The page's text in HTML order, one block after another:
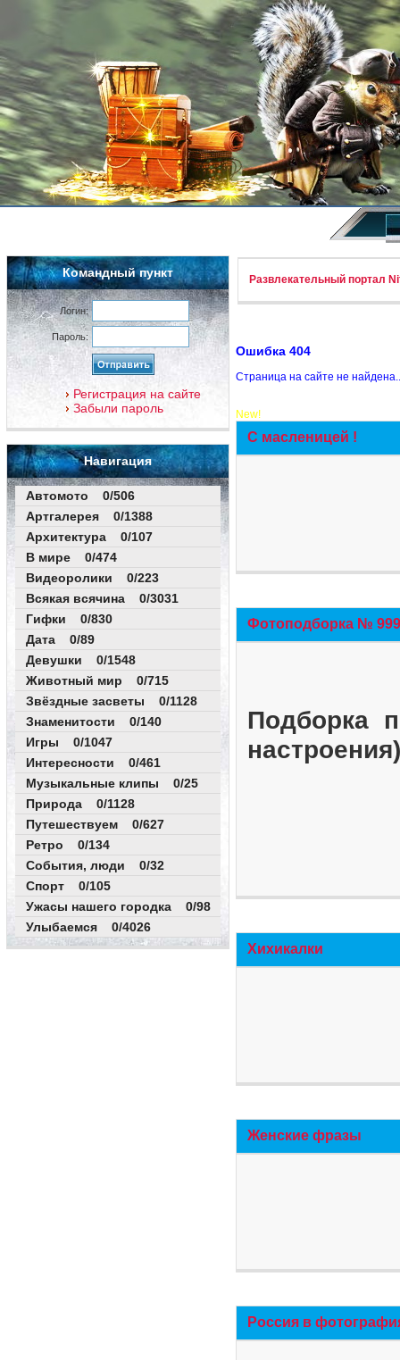
Командный пункт
Логин:
Пароль:
Регистрация на сайте
Забыли пароль
Навигация
Автомото 0/506
Артгалерея 0/1388
Архитектура 0/107
В мире 0/474
Видеоролики 0/223
Всякая всячина 0/3031
Гифки 0/830
Дата 0/89
Девушки 0/1548
Животный мир 0/715
Звёздные засветы 0/1128
Знаменитости 0/140
Игры 0/1047
Интересности 0/461
Музыкальные клипы 0/25
Природа 0/1128
Путешествуем 0/627
Ретро 0/134
События, люди 0/32
Спорт 0/105
Ужасы нашего городка 0/98
Улыбаемся 0/4026
Развлекательный портал
Ошибка 404
Страница на сайте не
New!
С масленицей !
Фотоподборка №
Подборка
Хихикалки
Женские фразы
Россия в